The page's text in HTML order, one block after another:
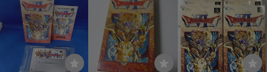
料 箱、説明書無し、カ
セットのみ
無料】
コン